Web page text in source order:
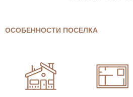
ОСОБЕННОСТИ ПОСЕЛКА